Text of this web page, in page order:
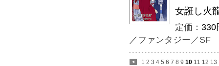
女誑し火
定価： 330
／ ファンタジー／SF
1 2 3 4 5 6 7 8 9 10 11 12 13